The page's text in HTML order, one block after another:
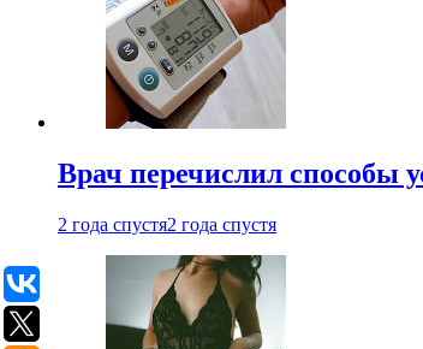
Врач перечислил способы
2 года спустя2 года спустя